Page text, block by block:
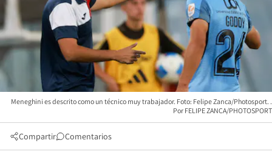
Meneghini es descrito como un técnico muy trabajador. Foto: Felipe Zanca/Photosport.
FELIPE ZANCA/PHOTOSPORT
Compartir Comentarios